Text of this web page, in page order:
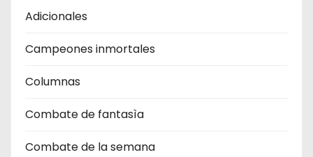
Adicionales
Campeones inmortales
Columnas
Combate de fantasìa
Combate de la semana